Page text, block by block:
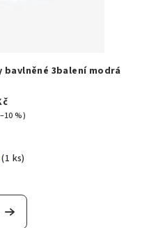
bavlněné 3balení modrá
%)
(1 ks)